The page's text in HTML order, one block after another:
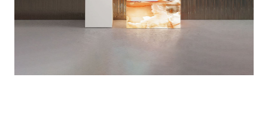
Дополнительное образование
Коммуникационный и цифровой дизайн
Современное искусство